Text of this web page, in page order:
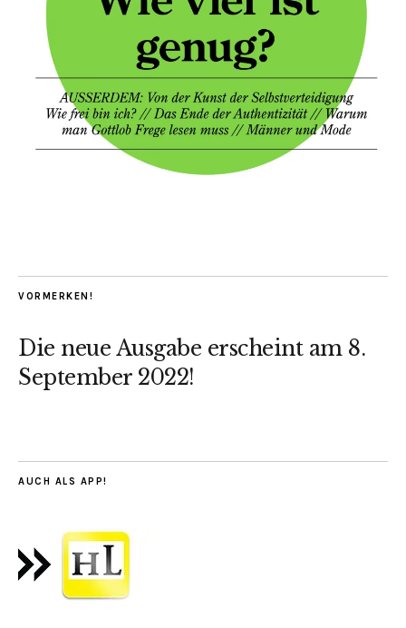
VORMERKEN!
Die neue Ausgabe erscheint am 8.
September 2022!
AUCH ALS APP!